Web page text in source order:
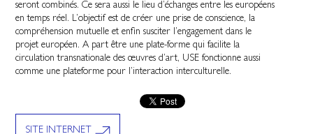
seront combinés. Ce sera aussi le lieu d’échanges entre les européens
en temps réel. L’objectif est de créer une prise de conscience, la
compréhension mutuelle et enfin susciter l’engagement dans le
projet européen. A part être une plate-forme qui facilite la
circulation transnationale des œuvres d’art, USE fonctionne aussi
comme une plateforme pour l’interaction interculturelle.
SITE INTERNET